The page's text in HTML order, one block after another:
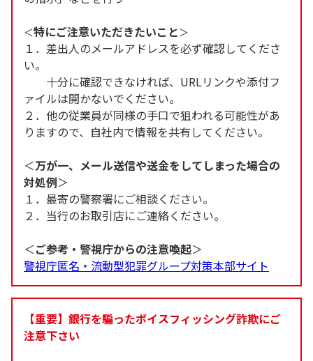
＜特にご注意いただきたいこと＞
１．差出人のメールアドレスを必ず確認してくださ
い。
十分に確認できなければ、URLリンクや添付フ
ァイルは開かないでください。
２．他の従業員が同様の手口で狙われる可能性があ
りますので、自社内で情報を共有してください。
＜万が一、メール送信や送金をしてしまった場合の
対処例＞
１．最寄の警察署にご相談ください。
２．当行のお取引店にご連絡ください。
＜ご参考・警視庁からの注意喚起＞
警視庁匿名・流動型犯罪グループ対策本部サイト
【重要】銀行を騙ったボイスフィッシング詐欺にご
注意下さい